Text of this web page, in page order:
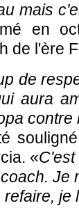
mais
en
de l'ère
de
aura
contre
«
Je
je